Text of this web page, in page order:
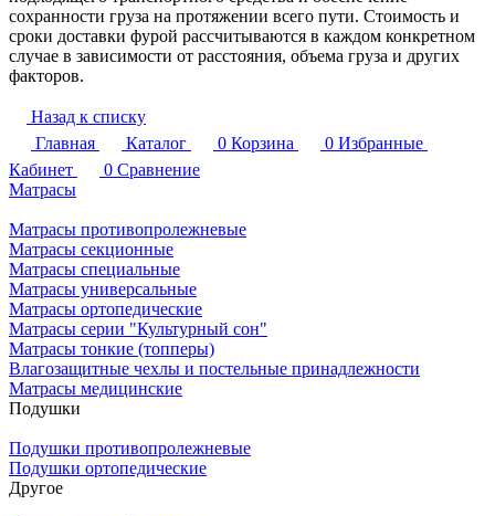
сохранности груза на протяжении всего пути. Стоимость и
сроки доставки фурой рассчитываются в каждом конкретном
случае в зависимости от расстояния, объема груза и других
факторов.
Назад к списку
Главная
Каталог 0 Корзина 0 Избранные
Кабинет
0 Сравнение
Матрасы
Матрасы противопролежневые
Матрасы секционные
Матрасы специальные
Матрасы универсальные
Матрасы ортопедические
Матрасы серии "Культурный сон"
Матрасы тонкие (топперы)
Влагозащитные чехлы и постельные принадлежности
Матрасы медицинские
Подушки
Подушки противопролежневые
Подушки ортопедические
Другое